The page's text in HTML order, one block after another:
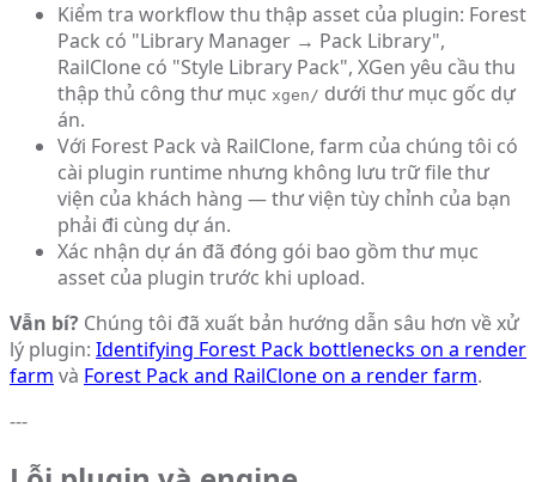
Kiểm tra workflow thu thập asset của plugin: Forest
Pack có "Library Manager → Pack Library",
RailClone có "Style Library Pack", XGen yêu cầu thu
thập thủ công thư mục xgen/ dưới thư mục gốc dự
án.
Với Forest Pack và RailClone, farm của chúng tôi có
cài plugin runtime nhưng không lưu trữ file thư
viện của khách hàng — thư viện tùy chỉnh của bạn
phải đi cùng dự án.
Xác nhận dự án đã đóng gói bao gồm thư mục
asset của plugin trước khi upload.
Vẫn bí? Chúng tôi đã xuất bản hướng dẫn sâu hơn về xử
lý plugin: Identifying Forest Pack bottlenecks on a render
farm và Forest Pack and RailClone on a render farm.
---